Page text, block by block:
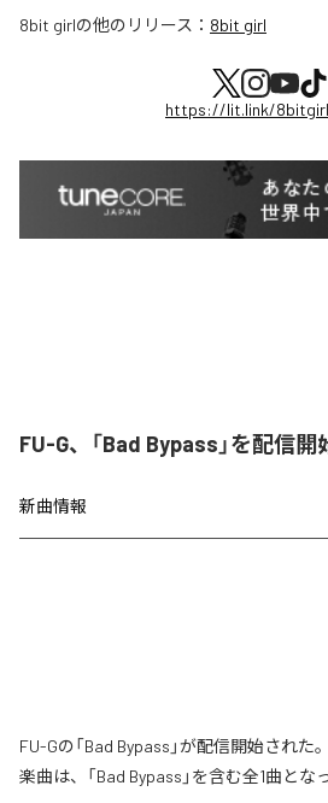
8bit girlの他のリリース： 8bit girl
https://lit.link/
FU-G、「Bad Bypass」を配信開
新曲情報
FU-Gの「Bad Bypass」が配信開始され
楽曲は、「Bad Bypass」を含む全1曲とな